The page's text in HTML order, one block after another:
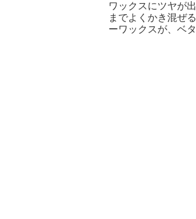
ワックスにツヤが
までよくかき混ぜ
ーワックスが、ベ